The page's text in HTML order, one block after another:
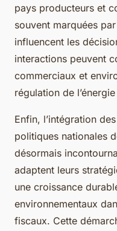
pays producteurs et
souvent marquées
influencent les
interactions peuvent
commerciaux et
régulation de
Enfin, l’intégration
politiques nationales
désormais
adaptent leurs
une croissance
environnementaux
fiscaux. Cette